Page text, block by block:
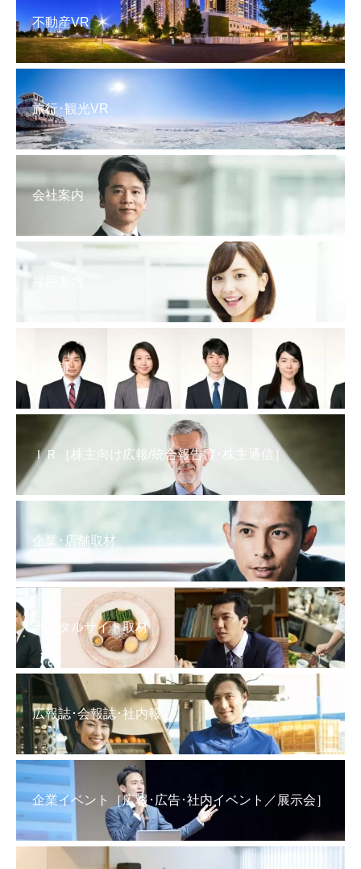
不動産VR
旅行･観光VR
会社案内
採用案内
社員証
ＩＲ［株主向け広報/統合報告書･株主通信］
企業･店舗取材
ポータルサイト取材
広報誌･会報誌･社内報
企業イベント［広報･広告･社内イベント／展示会］